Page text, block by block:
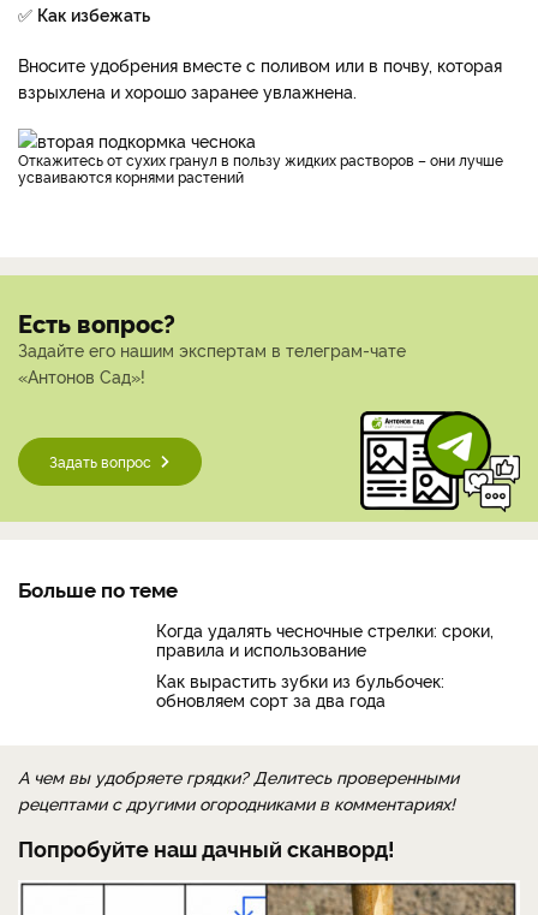
✅ Как избежать
Вносите удобрения вместе с поливом или в почву, которая
взрыхлена и хорошо заранее увлажнена.
Откажитесь от сухих гранул в пользу жидких растворов – они лучше
усваиваются корнями растений
Есть вопрос?
Задайте его нашим экспертам в телеграм-чате
«Антонов Сад»!
Задать вопрос
Больше по теме
Когда удалять чесночные стрелки: сроки,
правила и использование
Как вырастить зубки из бульбочек:
обновляем сорт за два года
А чем вы удобряете грядки? Делитесь проверенными
рецептами с другими огородниками в комментариях!
Попробуйте наш дачный сканворд!